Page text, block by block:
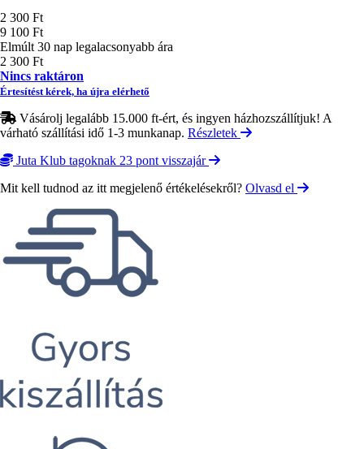
Ár
2 300 Ft
9 100 Ft
Elmúlt 30 nap legalacsonyabb ára
2 300 Ft
Nincs raktáron
Értesítést kérek, ha újra elérhető
Vásárolj legalább 15.000 ft-ért, és ingyen házhozszállítjuk! A
várható szállítási idő 1-3 munkanap. Részletek
Juta Klub tagoknak 23 pont visszajár
Mit kell tudnod az itt megjelenő értékelésekről? Olvasd el